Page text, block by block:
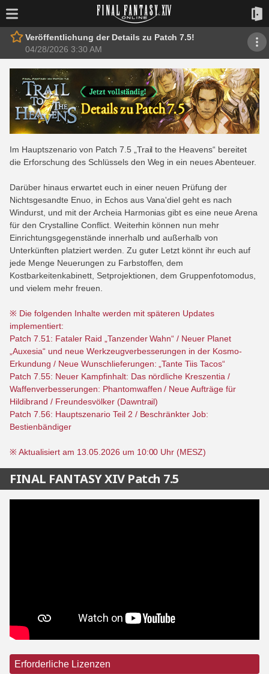
Veröffentlichung der Details zu Patch 7.5!
04/28/2026 3:30 AM
Im Hauptszenario von Patch 7.5 „Trail to the Heavens“ bereitet
die Erforschung des Schlüssels den Weg in ein neues Abenteuer.
Darüber hinaus erwartet euch in einer neuen Prüfung der
Nichtsgesandte Enuo, in Echos aus Vana'diel geht es nach
Windurst, und mit der Archeia Harmonias gibt es eine neue Arena
für den Crystalline Conflict. Weiterhin können nun mehr
Einrichtungsgegenstände innerhalb und außerhalb von
Unterkünften platziert werden. Zu guter Letzt könnt ihr euch auf
jede Menge Neuerungen zu Farbstoffen, dem
Kostbarkeitenkabinett, Setprojektionen, dem Gruppenfotomodus,
und vielem mehr freuen.
※ Die folgenden Inhalte werden mit späteren Updates
implementiert:
Patch 7.51: Fataler Raid „Tanzender Wahn“ / Neuer Planet
„Auxesia“ und neue Werkzeugverbesserungen in der Kosmo-
Erkundung / Neue Wunschlieferungen: „Tante Tiis Tacos“
Patch 7.55: Neuer Kampfinhalt: Das nördliche Kreszentia /
Waffenverbesserungen: Phantomwaffen / Neue Aufträge für
Hildibrand / Freundesvölker (Dawntrail)
Patch 7.56: Hauptszenario Teil 2 / Beschränkter Job:
Bestienbändiger
※ Aktualisiert am 13.05.2026 um 10:00 Uhr (MESZ)
FINAL FANTASY XIV Patch 7.5
Erforderliche Lizenzen